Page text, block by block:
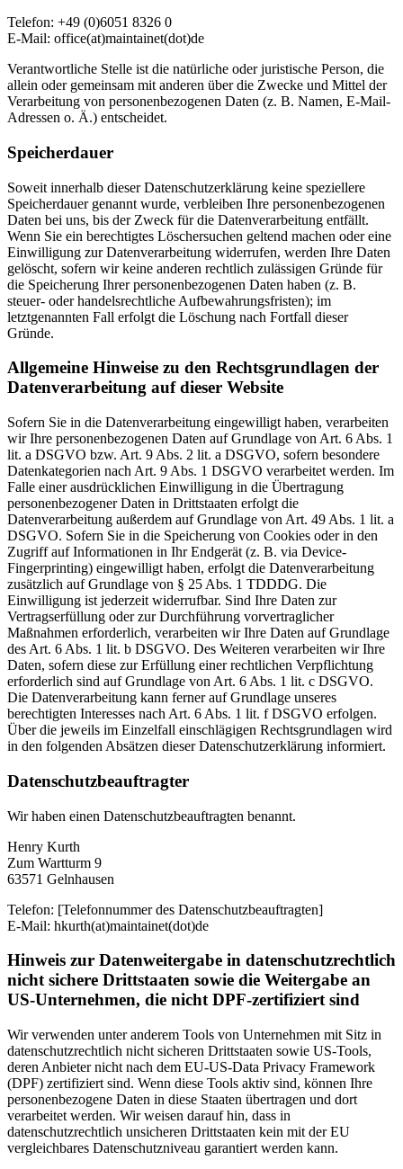
Telefon: +49 (0)6051 8326 0
E-Mail: office(at)maintainet(dot)de
Verantwortliche Stelle ist die natürliche oder juristische Person, die
allein oder gemeinsam mit anderen über die Zwecke und Mittel der
Verarbeitung von personenbezogenen Daten (z. B. Namen, E-Mail-
Adressen o. Ä.) entscheidet.
Speicherdauer
Soweit innerhalb dieser Datenschutzerklärung keine speziellere
Speicherdauer genannt wurde, verbleiben Ihre personenbezogenen
Daten bei uns, bis der Zweck für die Datenverarbeitung entfällt.
Wenn Sie ein berechtigtes Löschersuchen geltend machen oder eine
Einwilligung zur Datenverarbeitung widerrufen, werden Ihre Daten
gelöscht, sofern wir keine anderen rechtlich zulässigen Gründe für
die Speicherung Ihrer personenbezogenen Daten haben (z. B.
steuer- oder handelsrechtliche Aufbewahrungsfristen); im
letztgenannten Fall erfolgt die Löschung nach Fortfall dieser
Gründe.
Allgemeine Hinweise zu den Rechtsgrundlagen der
Datenverarbeitung auf dieser Website
Sofern Sie in die Datenverarbeitung eingewilligt haben, verarbeiten
wir Ihre personenbezogenen Daten auf Grundlage von Art. 6 Abs. 1
lit. a DSGVO bzw. Art. 9 Abs. 2 lit. a DSGVO, sofern besondere
Datenkategorien nach Art. 9 Abs. 1 DSGVO verarbeitet werden. Im
Falle einer ausdrücklichen Einwilligung in die Übertragung
personenbezogener Daten in Drittstaaten erfolgt die
Datenverarbeitung außerdem auf Grundlage von Art. 49 Abs. 1 lit. a
DSGVO. Sofern Sie in die Speicherung von Cookies oder in den
Zugriff auf Informationen in Ihr Endgerät (z. B. via Device-
Fingerprinting) eingewilligt haben, erfolgt die Datenverarbeitung
zusätzlich auf Grundlage von § 25 Abs. 1 TDDDG. Die
Einwilligung ist jederzeit widerrufbar. Sind Ihre Daten zur
Vertragserfüllung oder zur Durchführung vorvertraglicher
Maßnahmen erforderlich, verarbeiten wir Ihre Daten auf Grundlage
des Art. 6 Abs. 1 lit. b DSGVO. Des Weiteren verarbeiten wir Ihre
Daten, sofern diese zur Erfüllung einer rechtlichen Verpflichtung
erforderlich sind auf Grundlage von Art. 6 Abs. 1 lit. c DSGVO.
Die Datenverarbeitung kann ferner auf Grundlage unseres
berechtigten Interesses nach Art. 6 Abs. 1 lit. f DSGVO erfolgen.
Über die jeweils im Einzelfall einschlägigen Rechtsgrundlagen wird
in den folgenden Absätzen dieser Datenschutzerklärung informiert.
Datenschutz­beauftragter
Wir haben einen Datenschutzbeauftragten benannt.
Henry Kurth
Zum Wartturm 9
63571 Gelnhausen
Telefon: [Telefonnummer des Datenschutzbeauftragten]
E-Mail: hkurth(at)maintainet(dot)de
Hinweis zur Datenweitergabe in datenschutzrechtlich
nicht sichere Drittstaaten sowie die Weitergabe an
US-Unternehmen, die nicht DPF-zertifiziert sind
Wir verwenden unter anderem Tools von Unternehmen mit Sitz in
datenschutzrechtlich nicht sicheren Drittstaaten sowie US-Tools,
deren Anbieter nicht nach dem EU-US-Data Privacy Framework
(DPF) zertifiziert sind. Wenn diese Tools aktiv sind, können Ihre
personenbezogene Daten in diese Staaten übertragen und dort
verarbeitet werden. Wir weisen darauf hin, dass in
datenschutzrechtlich unsicheren Drittstaaten kein mit der EU
vergleichbares Datenschutzniveau garantiert werden kann.